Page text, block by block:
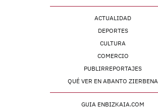
ACTUALIDAD
DEPORTES
CULTURA
COMERCIO
PUBLIRREPORTAJES
QUÉ VER EN ABANTO ZIERBENA
GUIA ENBIZKAIA.COM